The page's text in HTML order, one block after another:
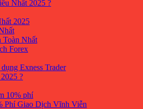
Nhất 2025 ?
2025
Toàn Nhất
Forex
Exness Trader
?
10% phí
Phí Giao Dịch Vĩnh Viễn